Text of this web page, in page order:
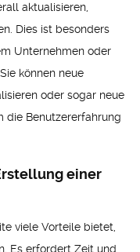
aktualisieren,
Dies ist besonders
Unternehmen oder
können neue
oder sogar neue
die Benutzererfahrung
einer
viele Vorteile bietet,
Es erfordert Zeit und